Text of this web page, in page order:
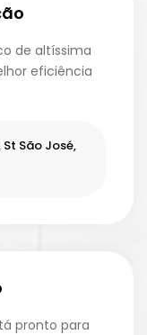
de altíssima
eficiência
St São José,
pronto para